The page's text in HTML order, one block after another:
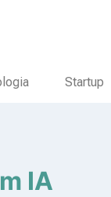
Startup
IA